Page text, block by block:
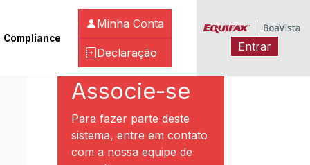
Compliance
Minha Conta
Declaração Entrar
Preto
Associe-se
Para fazer parte deste
sistema, entre em contato
com a nossa equipe de